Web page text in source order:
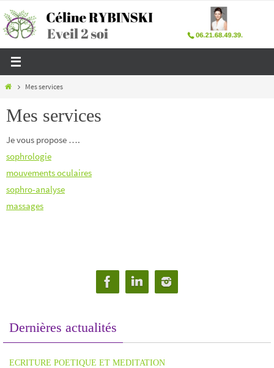
Passer
vers
contenu
HomeMes services
Mes services
Je vous propose ….
sophrologie
mouvements oculaires
sophro-analyse
massages
Dernières actualités
ECRITURE POETIQUE ET MEDITATION